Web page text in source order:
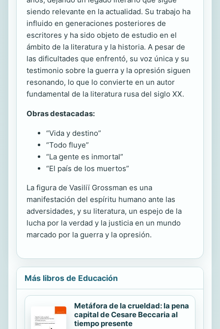
siendo relevante en la actualidad. Su trabajo ha
influido en generaciones posteriores de
escritores y ha sido objeto de estudio en el
ámbito de la literatura y la historia. A pesar de
las dificultades que enfrentó, su voz única y su
testimonio sobre la guerra y la opresión siguen
resonando, lo que lo convierte en un autor
fundamental de la literatura rusa del siglo XX.
Obras destacadas:
“Vida y destino”
“Todo fluye”
“La gente es inmortal”
“El país de los muertos”
La figura de Vasiliï Grossman es una
manifestación del espíritu humano ante las
adversidades, y su literatura, un espejo de la
lucha por la verdad y la justicia en un mundo
marcado por la guerra y la opresión.
Más libros de Educación
Metáfora de la crueldad: la pena
capital de Cesare Beccaria al
tiempo presente